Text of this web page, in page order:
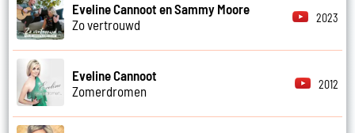
Eveline Cannoot en Sammy Moore
Zo vertrouwd
2023
Eveline Cannoot
Zomerdromen
2012